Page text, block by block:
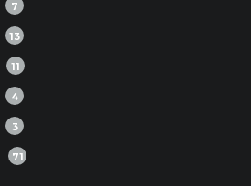
7
13
11
4
3
71